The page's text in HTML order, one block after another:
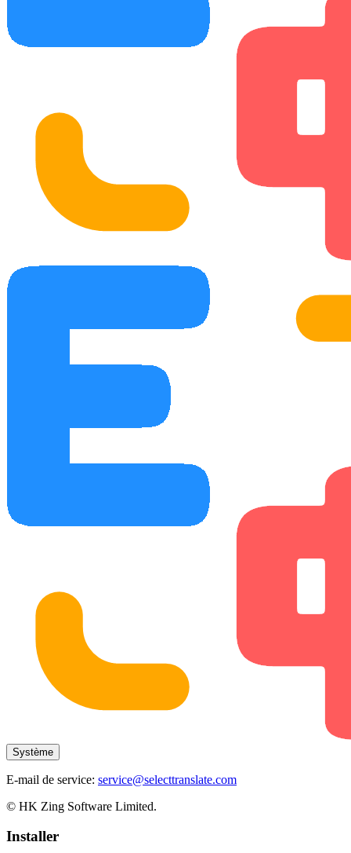
Système
E-mail de service: service@selecttranslate.com
© HK Zing Software Limited.
Installer